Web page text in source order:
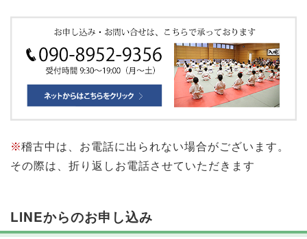
※稽古中は、お電話に出られない場合がございます。
その際は、折り返しお電話させていただきます
LINEからのお申し込み